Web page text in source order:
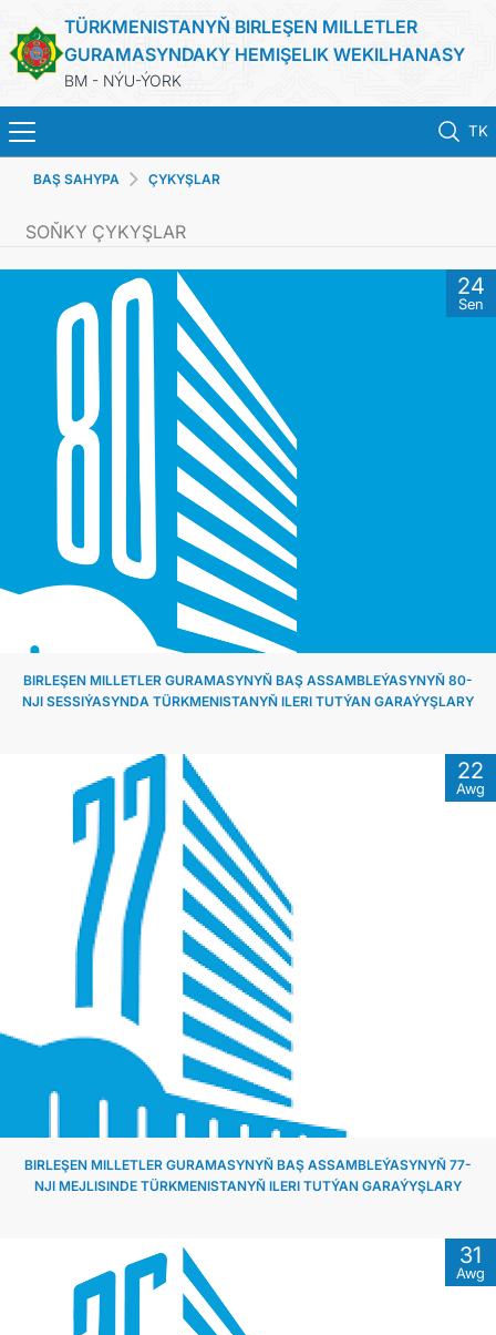
TÜRKMENISTANYŇ BIRLEŞEN MILLETLER
GURAMASYNDAKY HEMIŞELIK WEKILHANASY
BM - NÝU-ÝORK
TK
BAŞ SAHYPA
TÜRKMENISTAN
BIRLEŞEN MILLETLER GURAMASY
ILERI TUTULÝAN GARAÝYŞLAR
ÇYKYŞLAR WE RESMINAMALAR
DIPLOMATIÝA
HEMIŞELIK BITARAPLYK
BAŞ SAHYPA ÇYKYŞLAR
SOŇKY ÇYKYŞLAR
24
Sen
BIRLEŞEN MILLETLER GURAMASYNYŇ BAŞ ASSAMBLEÝASYNYŇ 80-
NJI SESSIÝASYNDA TÜRKMENISTANYŇ ILERI TUTÝAN GARAÝYŞLARY
22
Awg
BIRLEŞEN MILLETLER GURAMASYNYŇ BAŞ ASSAMBLEÝASYNYŇ 77-
NJI MEJLISINDE TÜRKMENISTANYŇ ILERI TUTÝAN GARAÝYŞLARY
31
Awg